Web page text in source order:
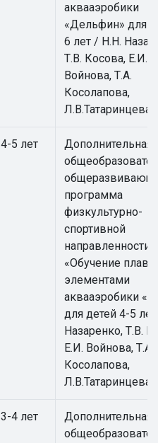
аквааэробики
«Дельфин» для
6 лет / Н.Н.
Т.В. Косова, Е.И.
Войнова, Т.А.
Косолапова,
Л.В.Татаринцева
4-5 лет
Дополнительная
программа
физкультурно-
спортивной
направленности
«Обучение
элементами
аквааэробики
для детей 4-5
Назаренко, Т.В.
Е.И. Войнова, Т.А.
Косолапова,
Л.В.Татаринцева
3-4 лет
Дополнительная